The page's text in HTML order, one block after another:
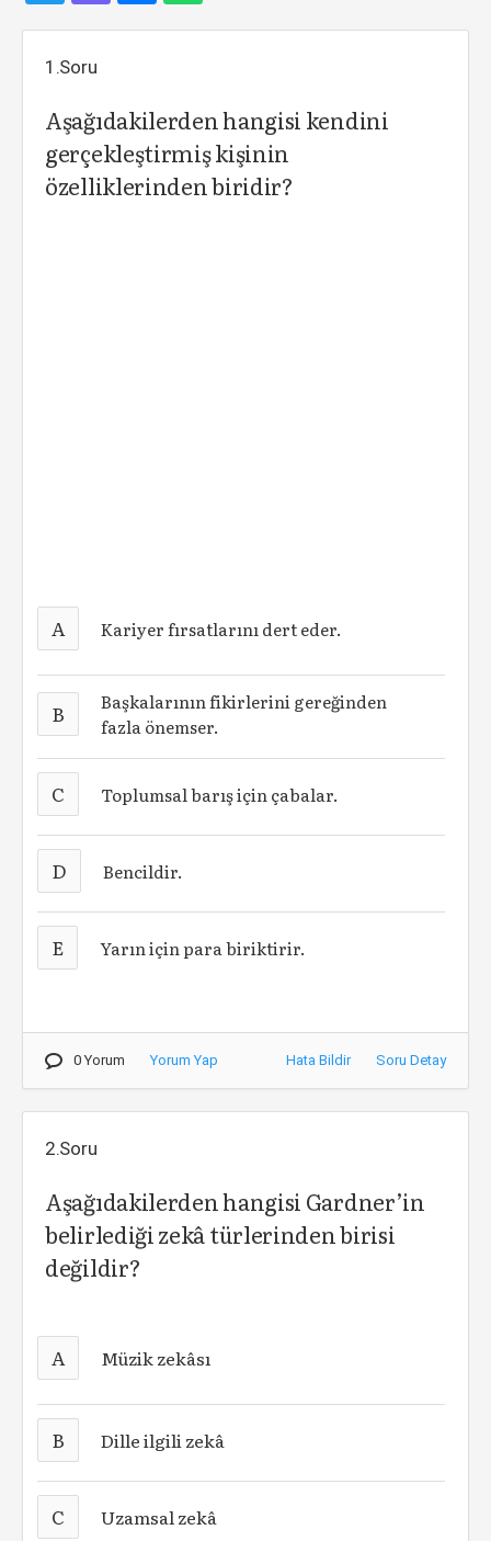
1.Soru
Aşağıdakilerden hangisi kendini
gerçekleştirmiş kişinin
özelliklerinden biridir?
A Kariyer fırsatlarını dert eder.
B
Başkalarının fikirlerini gereğinden
fazla önemser.
C Toplumsal barış için çabalar.
D Bencildir.
E Yarın için para biriktirir.
0 Yorum Yorum Yap Hata Bildir Soru Detay
2.Soru
Aşağıdakilerden hangisi Gardner’in
belirlediği zekâ türlerinden birisi
değildir?
A Müzik zekâsı
B Dille ilgili zekâ
C Uzamsal zekâ